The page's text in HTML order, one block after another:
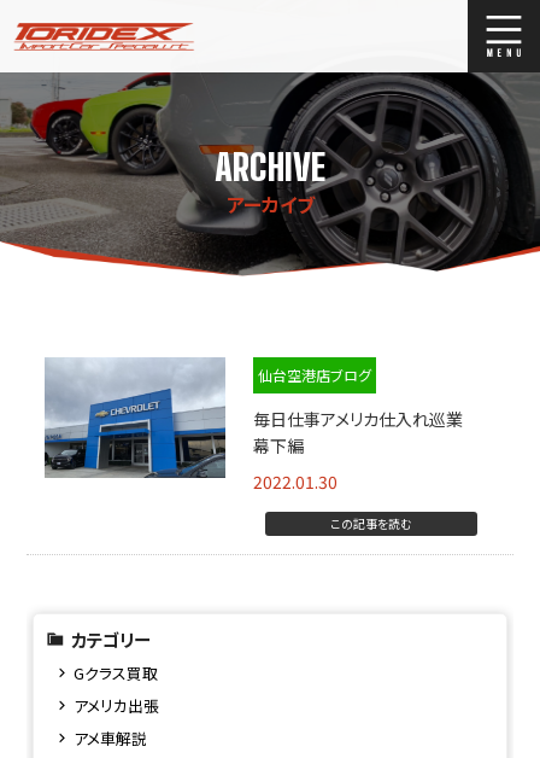
ブログ
Stock list
ストックリスト
買取
ARCHIVE
アーカイブ
仙台空港店ブログ
毎日仕事アメリカ仕入れ巡業
幕下編
2022.01.30
この記事を読む
カテゴリー
Gクラス買取
アメリカ出張
アメ車解説